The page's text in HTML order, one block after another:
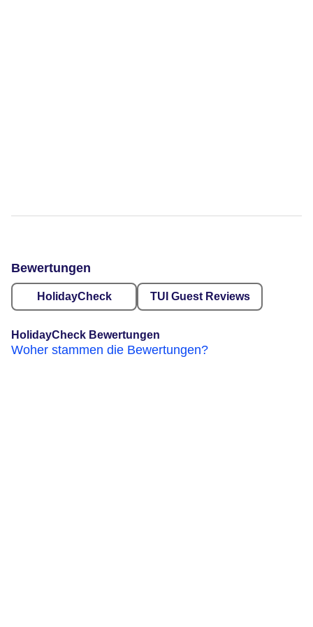
Bewertungen
HolidayCheck TUI Guest Reviews
HolidayCheck Bewertungen
Woher stammen die Bewertungen?